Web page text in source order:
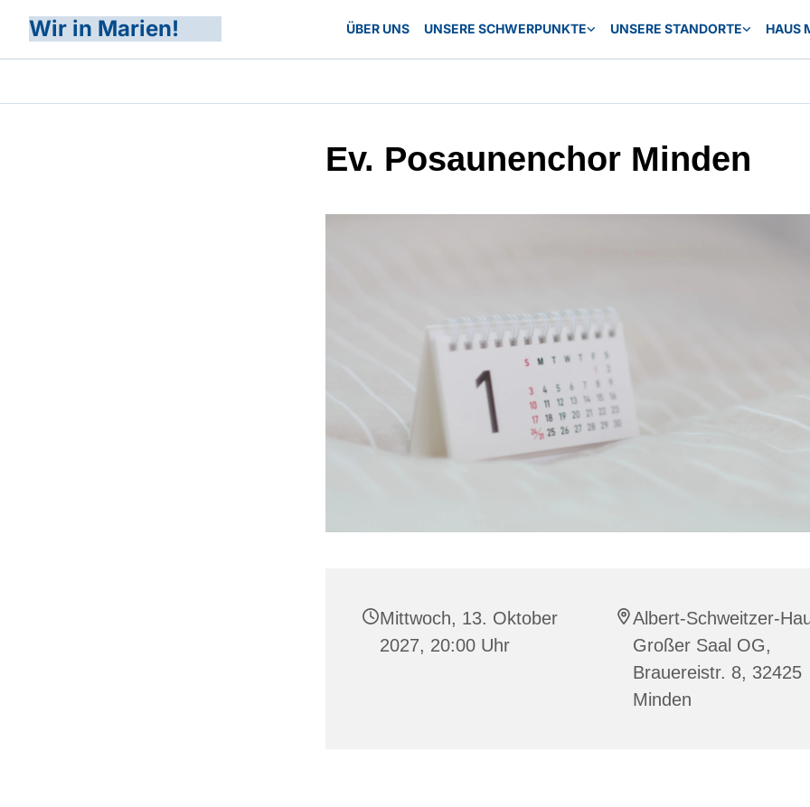
Wir in Marien! ÜBER UNS UNSERE SCHWERPUNKTE UNSERE STANDORTE HAUS
Ev. Posaunenchor Minden
Mittwoch, 13. Oktober
2027, 20:00 Uhr
Albert-Schweitzer-
Großer Saal OG,
Brauereistr. 8, 32425
Minden